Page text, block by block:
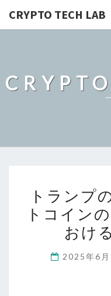
CRYPTO TECH LAB
トランプ
トコイン
おけ
2025年6月